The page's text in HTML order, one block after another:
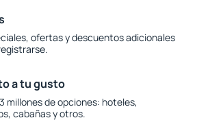
ofertas y descuentos adicionales
a tu gusto
millones de opciones: hoteles,
cabañas y otros.